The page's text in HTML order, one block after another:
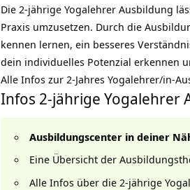
Die 2-jährige Yogalehrer Ausbildung
Praxis umzusetzen. Durch die
kennen lernen, ein besseres
dein individuelles Potenzial erkennen
Alle Infos zur 2-Jahres Yogalehrer/in-
Infos 2-jährige Yogalehrer
Ausbildungscenter in deiner
Eine Übersicht der
Alle Infos über die 2-jährige